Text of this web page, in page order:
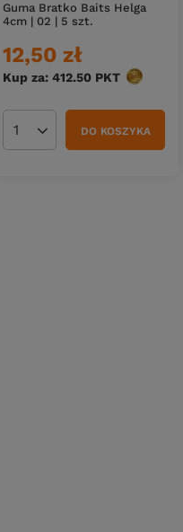
Guma Bratko Baits Helga
4cm | 02 | 5 szt.
12,50 zł
Kup za: 412.50 PKT punktów
Ilość produktówDO KOSZYKA